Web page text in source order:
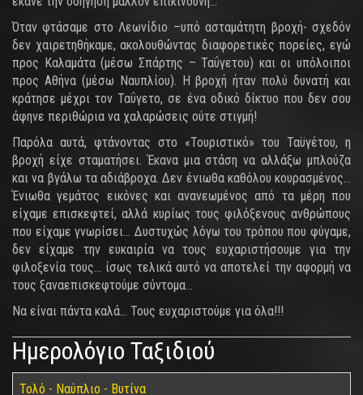
Όταν φτάσαμε στο Λεωνίδιο –υπό ασταμάτητη βροχή- σχεδόν
δεν χαιρετηθήκαμε, ακολουθώντας διαφορετικές πορείες, εγώ
προς Καλαμάτα (μέσω Σπάρτης – Ταΰγετου) και οι υπόλοιποι
προς Αθήνα (μέσω Ναυπλίου). Η βροχή ήταν πολύ δυνατή και
κράτησε μέχρι τον Ταΰγετο, σε ένα οδικό δίκτυο που δεν σου
άφηνε περιθώρια να χαλαρώσεις ούτε στιγμή!
Παρόλα αυτά, φτάνοντας στο «Τουριστικό» του Ταϋγέτου, η
βροχή είχε σταματήσει. Έκανα μια στάση να αλλάξω μπλούζα
και να βγάλω τα αδιάβροχα. Δεν ένιωθα καθόλου κουρασμένος…
Ένιωθα γεμάτος εικόνες και ανανεωμένος από τα μέρη που
είχαμε επισκεφτεί, αλλά κυρίως τους φιλόξενους ανθρώπους
που είχαμε γνωρίσει… Δυστυχώς λόγω του τρόπου που φύγαμε,
δεν είχαμε την ευκαιρία να τους ευχαριστήσουμε για την
φιλοξενία τους… ίσως τελικά αυτό να αποτελεί την αφορμή να
τους ξαναεπισκεφτούμε σύντομα…
Να είναι πάντα καλά… Τους ευχαριστούμε για όλα!!!
Ημερολόγιο Ταξιδιού
Τολό - Ναύπλιο - Βυτίνα